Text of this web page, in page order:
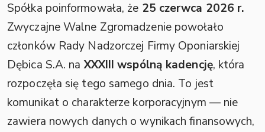
Spółka poinformowała, że 25 czerwca 2026 r.
Zwyczajne Walne Zgromadzenie powołało
członków Rady Nadzorczej Firmy Oponiarskiej
Dębica S.A. naXXXIII wspólną kadencję, która
rozpoczęła się tego samego dnia. To jest
komunikat o charakterze korporacyjnym — nie
zawiera nowych danych o wynikach finansowych,